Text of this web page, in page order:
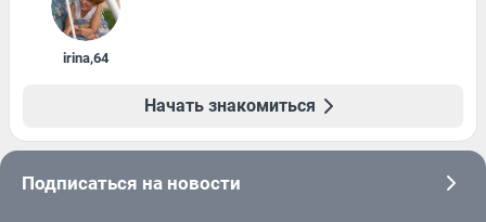
irina,64
Начать знакомиться
Подписаться на новости